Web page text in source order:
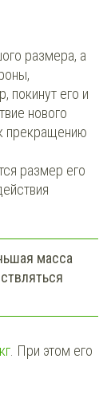
размера, а
покинут его и
нового
прекращению
размер его
масса
кг. При этом его